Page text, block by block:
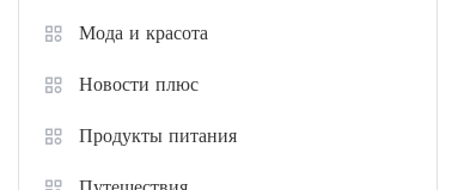
Мода и красота
Новости плюс
Продукты питания